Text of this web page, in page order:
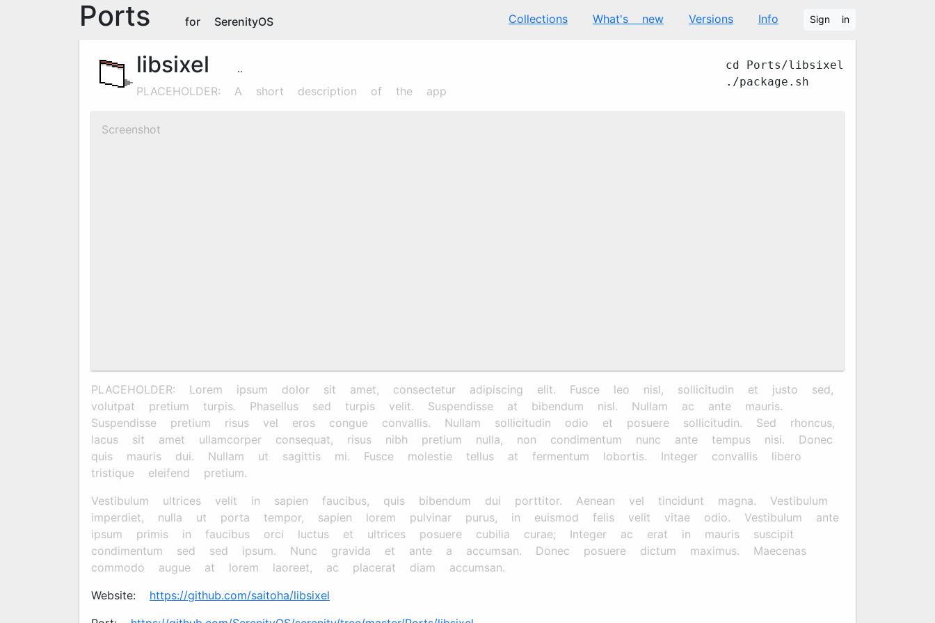
Ports for SerenityOS Collections What's new Versions Info Sign in
libsixel 1.8.6
PLACEHOLDER: A short description of the app
cd Ports/libsixel
./package.sh
Screenshot
PLACEHOLDER: Lorem ipsum dolor sit amet, consectetur adipiscing elit. Fusce leo nisl, sollicitudin et justo sed,
volutpat pretium turpis. Phasellus sed turpis velit. Suspendisse at bibendum nisl. Nullam ac ante mauris.
Suspendisse pretium risus vel eros congue convallis. Nullam sollicitudin odio et posuere sollicitudin. Sed rhoncus,
lacus sit amet ullamcorper consequat, risus nibh pretium nulla, non condimentum nunc ante tempus nisi. Donec
quis mauris dui. Nullam ut sagittis mi. Fusce molestie tellus at fermentum lobortis. Integer convallis libero
tristique eleifend pretium.
Vestibulum ultrices velit in sapien faucibus, quis bibendum dui porttitor. Aenean vel tincidunt magna. Vestibulum
imperdiet, nulla ut porta tempor, sapien lorem pulvinar purus, in euismod felis velit vitae odio. Vestibulum ante
ipsum primis in faucibus orci luctus et ultrices posuere cubilia curae; Integer ac erat in mauris suscipit
condimentum sed sed ipsum. Nunc gravida et ante a accumsan. Donec posuere dictum maximus. Maecenas
commodo augue at lorem laoreet, ac placerat diam accumsan.
Website: https://github.com/saitoha/libsixel